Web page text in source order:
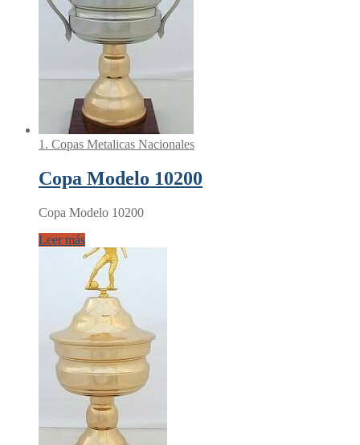
1. Copas Metalicas Nacionales
Copa Modelo 10200
Copa Modelo 10200
Leer más